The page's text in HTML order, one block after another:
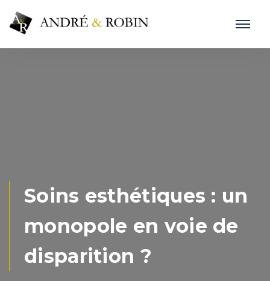
Soins esthétiques : un
monopole en voie de
disparition ?